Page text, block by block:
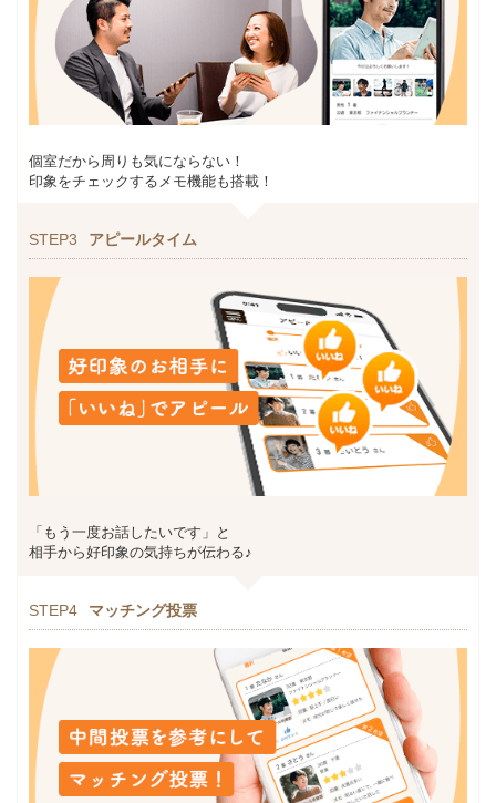
個室だから周りも気にならない！
印象をチェックするメモ機能も搭載！
STEP3 アピールタイム
「もう一度お話したいです」と
相手から好印象の気持ちが伝わる♪
STEP4 マッチング投票